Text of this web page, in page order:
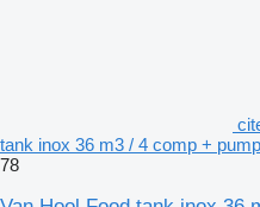
tank inox 36 m3 / 4 comp + pump
78